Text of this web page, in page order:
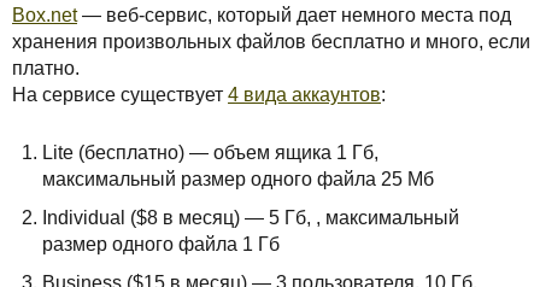
Box.net— веб-сервис, который дает немного места под
хранения произвольных файлов бесплатно и много, если
платно.
На сервисе существует 4 вида аккаунтов:
Lite (бесплатно) — объем ящика 1 Гб,
максимальный размер одного файла 25 Мб
Individual ($8 в месяц) — 5 Гб, , максимальный
размер одного файла 1 Гб
Business ($15 в месяц) — 3 пользователя, 10 Гб,